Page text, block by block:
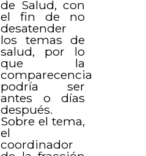
de Salud, con
el fin de no
desatender
los temas de
salud, por lo
que la
comparecencia
podría ser
antes o días
después.
Sobre el tema,
el
coordinador